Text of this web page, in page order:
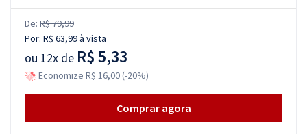
De: R$ 79,99
Por: R$ 63,99à vista
ou 12x de R$ 5,33
Economize R$ 16,00 (-20%)
Comprar agora